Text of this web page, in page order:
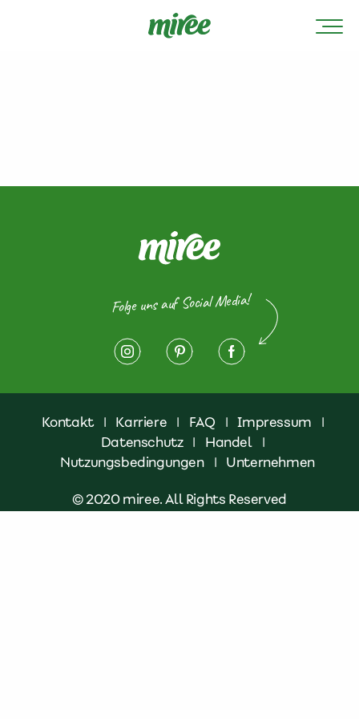
Folge uns auf Social Media!
Kontakt | Karriere | FAQ | Impressum
|
Datenschutz | Handel
|
Nutzungsbedingungen
| Unternehmen
© 2020 miree. All Rights Reserved